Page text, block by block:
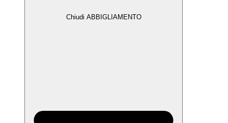
Chiudi ABBIGLIAMENTO